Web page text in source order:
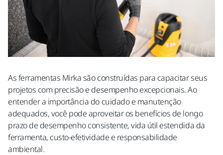
As ferramentas Mirka são construídas para capacitar seus
projetos com precisão e desempenho excepcionais. Ao
entender a importância do cuidado e manutenção
adequados, você pode aproveitar os benefícios de longo
prazo de desempenho consistente, vida útil estendida da
ferramenta, custo-efetividade e responsabilidade
ambiental.